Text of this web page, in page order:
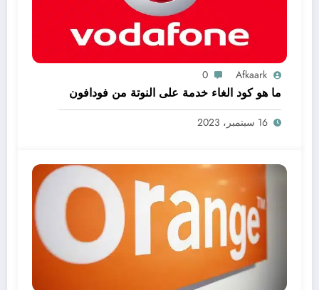
Afkaark
0
ما هو كود الغاء خدمة على النوتة من فودافون
16 سبتمبر، 2023